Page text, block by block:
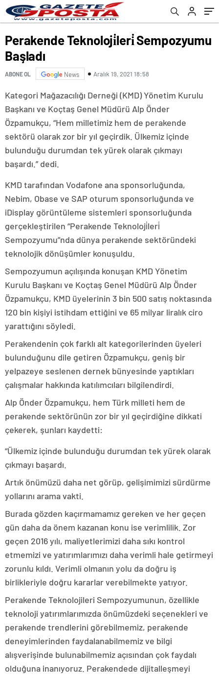
Perakende Teknoloji̇leri̇ Sempozyumu
Başladı
ABONE OL News Aralık 19, 2021 18:58
Kategori Mağazacılığı Derneği (KMD) Yönetim Kurulu
Başkanı ve Koçtaş Genel Müdürü Alp Önder
Özpamukçu, “Hem milletimiz hem de perakende
sektörü olarak zor bir yıl geçirdik. Ülkemiz içinde
bulunduğu durumdan tek yürek olarak çıkmayı
başardı.” dedi.
KMD tarafından Vodafone ana sponsorluğunda,
Nebim, Obase ve SAP oturum sponsorluğunda ve
iDisplay görüntüleme sistemleri sponsorluğunda
gerçekleştirilen “Perakende Teknoloji̇leri̇
Sempozyumu”nda dünya perakende sektöründeki
teknolojik dönüşümler konuşuldu.
Sempozyumun açılışında konuşan KMD Yönetim
Kurulu Başkanı ve Koçtaş Genel Müdürü Alp Önder
Özpamukçu, KMD üyelerinin 3 bin 500 satış noktasında
120 bin kişiyi istihdam ettiğini ve 65 milyar liralık ciro
yarattığını söyledi.
Perakendenin çok farklı alt kategorilerinden üyeleri
bulunduğunu dile getiren Özpamukçu, geniş bir
yelpazeye seslenen dernek bünyesinde yaptıkları
çalışmalar hakkında katılımcıları bilgilendirdi.
Alp Önder Özpamukçu, hem Türk milleti hem de
perakende sektörünün zor bir yıl geçirdiğine dikkati
çekerek, şunları kaydetti:
“Ülkemiz içinde bulunduğu durumdan tek yürek olarak
çıkmayı başardı.
Artık önümüzü daha net görüp, gelişimimizi sürdürme
yollarını arama vakti.
Burada gözden kaçırmamamız gereken ve her geçen
gün daha da önem kazanan konu ise verimlilik. Zor
geçen 2016 yılı, maliyetlerimizi daha sıkı kontrol
etmemizi ve yatırımlarımızı daha verimli hale getirmeyi
zorunlu kıldı. Verimli olmanın yolu da doğru iş
birlikleriyle doğru kararlar verebilmekte yatıyor.
Perakende Teknolojileri Sempozyumunun, özellikle
teknoloji yatırımlarımızda önümüzdeki seçenekleri ve
perakende trendlerini görebilmemiz, perakende
deneyimlerinden faydalanabilmemiz ve bilgi
alışverişinde bulunabilmemiz açısından çok faydalı
olduğuna inanıyoruz. Perakendede dijitalleşmeyi